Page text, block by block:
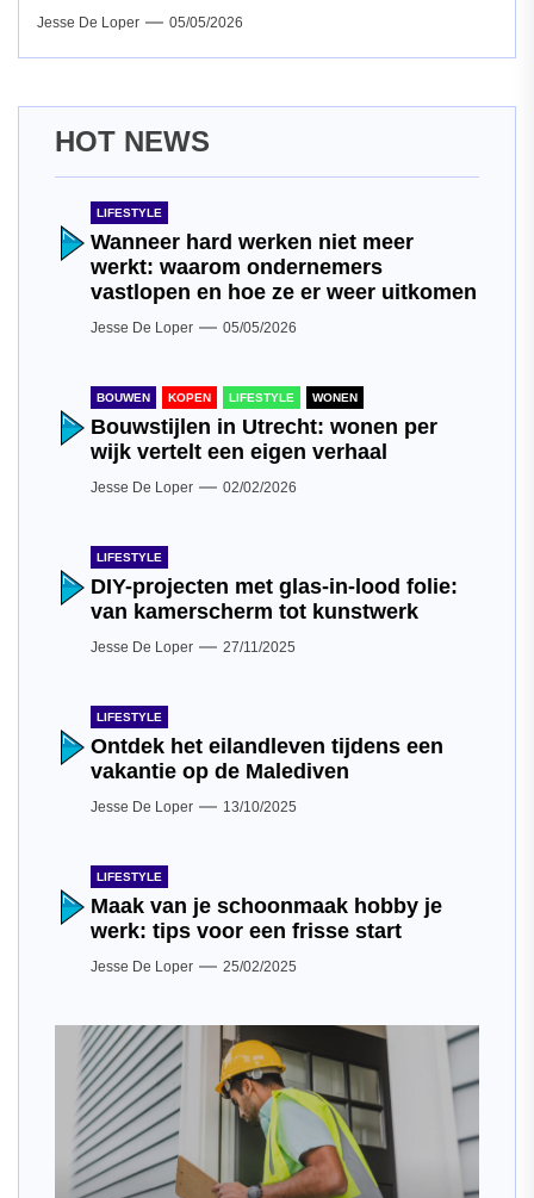
Jesse De Loper 05/05/2026
HOT NEWS
LIFESTYLE
Wanneer hard werken niet meer
werkt: waarom ondernemers
vastlopen en hoe ze er weer uitkomen
Jesse De Loper 05/05/2026
BOUWEN KOPEN LIFESTYLE WONEN
Bouwstijlen in Utrecht: wonen per
wijk vertelt een eigen verhaal
Jesse De Loper 02/02/2026
LIFESTYLE
DIY-projecten met glas-in-lood folie:
van kamerscherm tot kunstwerk
Jesse De Loper 27/11/2025
LIFESTYLE
Ontdek het eilandleven tijdens een
vakantie op de Malediven
Jesse De Loper 13/10/2025
LIFESTYLE
Maak van je schoonmaak hobby je
werk: tips voor een frisse start
Jesse De Loper 25/02/2025